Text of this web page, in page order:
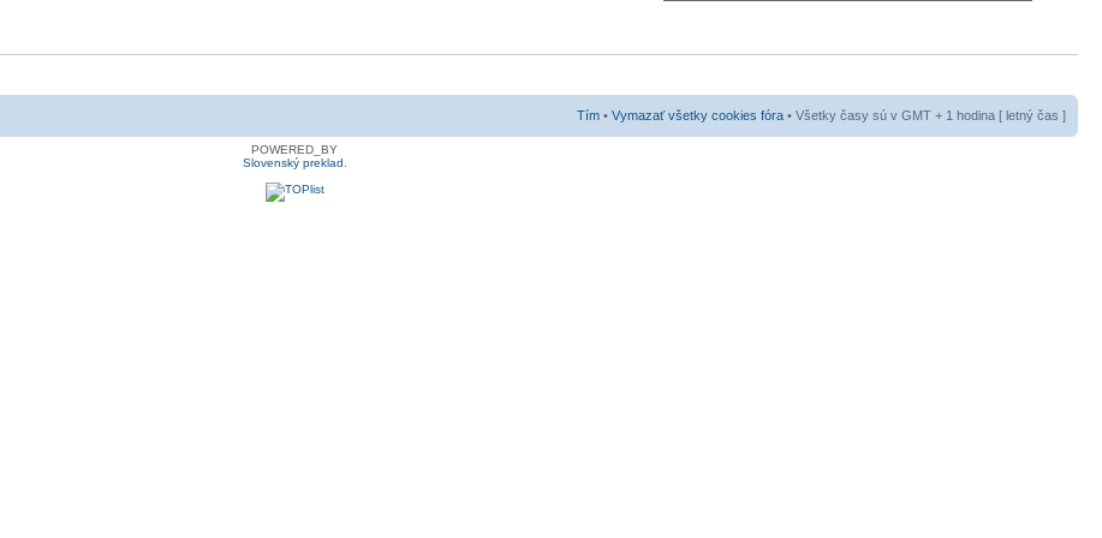
Tím • Vymazať všetky cookies fóra • Všetky časy sú v GMT + 1 hodina [ letný čas ]
POWERED_BY
Slovenský preklad